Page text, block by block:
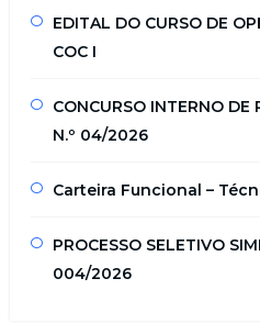
EDITAL DO CURSO DE
COC I
CONCURSO INTERNO DE
N.º 04/2026
Carteira Funcional –
PROCESSO SELETIVO
004/2026